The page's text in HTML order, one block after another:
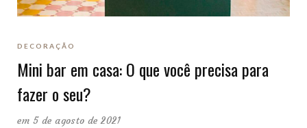
DECORAÇÃO
Mini bar em casa: O que você precisa para
fazer o seu?
em 5 de agosto de 2021